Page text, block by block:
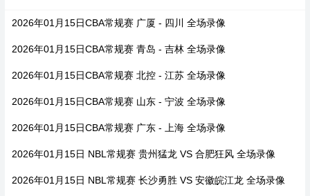
2026年01月15日CBA常规赛 广厦 - 四川 全场录像
2026年01月15日CBA常规赛 青岛 - 吉林 全场录像
2026年01月15日CBA常规赛 北控 - 江苏 全场录像
2026年01月15日CBA常规赛 山东 - 宁波 全场录像
2026年01月15日CBA常规赛 广东 - 上海 全场录像
2026年01月15日 NBL常规赛 贵州猛龙 VS 合肥狂风 全场录像
2026年01月15日 NBL常规赛 长沙勇胜 VS 安徽皖江龙 全场录像